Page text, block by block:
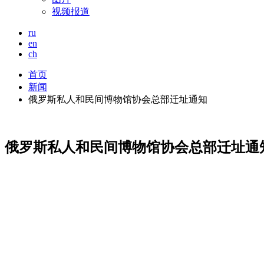
视频报道
ru
en
ch
首页
新闻
俄罗斯私人和民间博物馆协会总部迁址通知
俄罗斯私人和民间博物馆协会总部迁址通